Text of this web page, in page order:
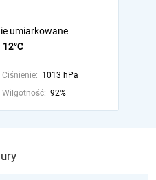
12°C
umiarkowane
Ciśnienie: 1013 hPa
Wilgotność: 92%